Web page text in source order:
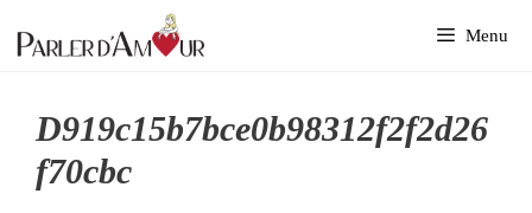
au
Menu
D919c15b7bce0b98312f2f2d26
F70cbc